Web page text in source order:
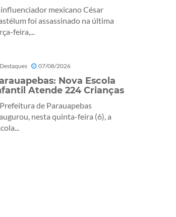
mexicano César
foi assassinado na última
feira,...
Destaques 07/08/2026
Nova Escola
Atende 224 Crianças
de Parauapebas
nesta quinta-feira (6), a